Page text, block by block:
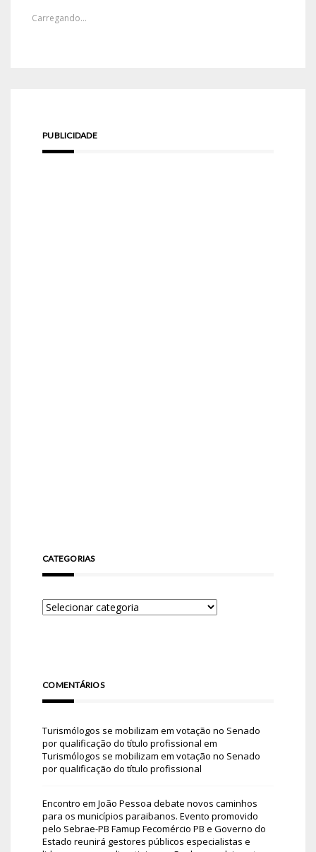
Carregando...
PUBLICIDADE
CATEGORIAS
COMENTÁRIOS
Turismólogos se mobilizam em votação no Senado
por qualificação do título profissional em
Turismólogos se mobilizam em votação no Senado
por qualificação do título profissional
Encontro em João Pessoa debate novos caminhos
para os municípios paraibanos. Evento promovido
pelo Sebrae-PB Famup Fecomércio PB e Governo do
Estado reunirá gestores públicos especialistas e